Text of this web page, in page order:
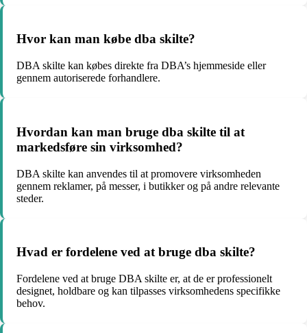
Hvor kan man købe dba skilte?
DBA skilte kan købes direkte fra DBA’s hjemmeside eller
gennem autoriserede forhandlere.
Hvordan kan man bruge dba skilte til at
markedsføre sin virksomhed?
DBA skilte kan anvendes til at promovere virksomheden
gennem reklamer, på messer, i butikker og på andre relevante
steder.
Hvad er fordelene ved at bruge dba skilte?
Fordelene ved at bruge DBA skilte er, at de er professionelt
designet, holdbare og kan tilpasses virksomhedens specifikke
behov.